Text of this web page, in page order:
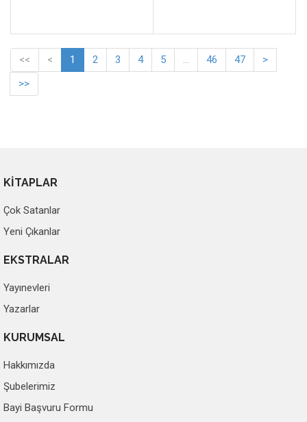
<< < 1 2 3 4 5 ... 46 47
>
>>
KİTAPLAR
Çok Satanlar
Yeni Çıkanlar
EKSTRALAR
Yayınevleri
Yazarlar
KURUMSAL
Hakkımızda
Şubelerimiz
Bayi Başvuru Formu